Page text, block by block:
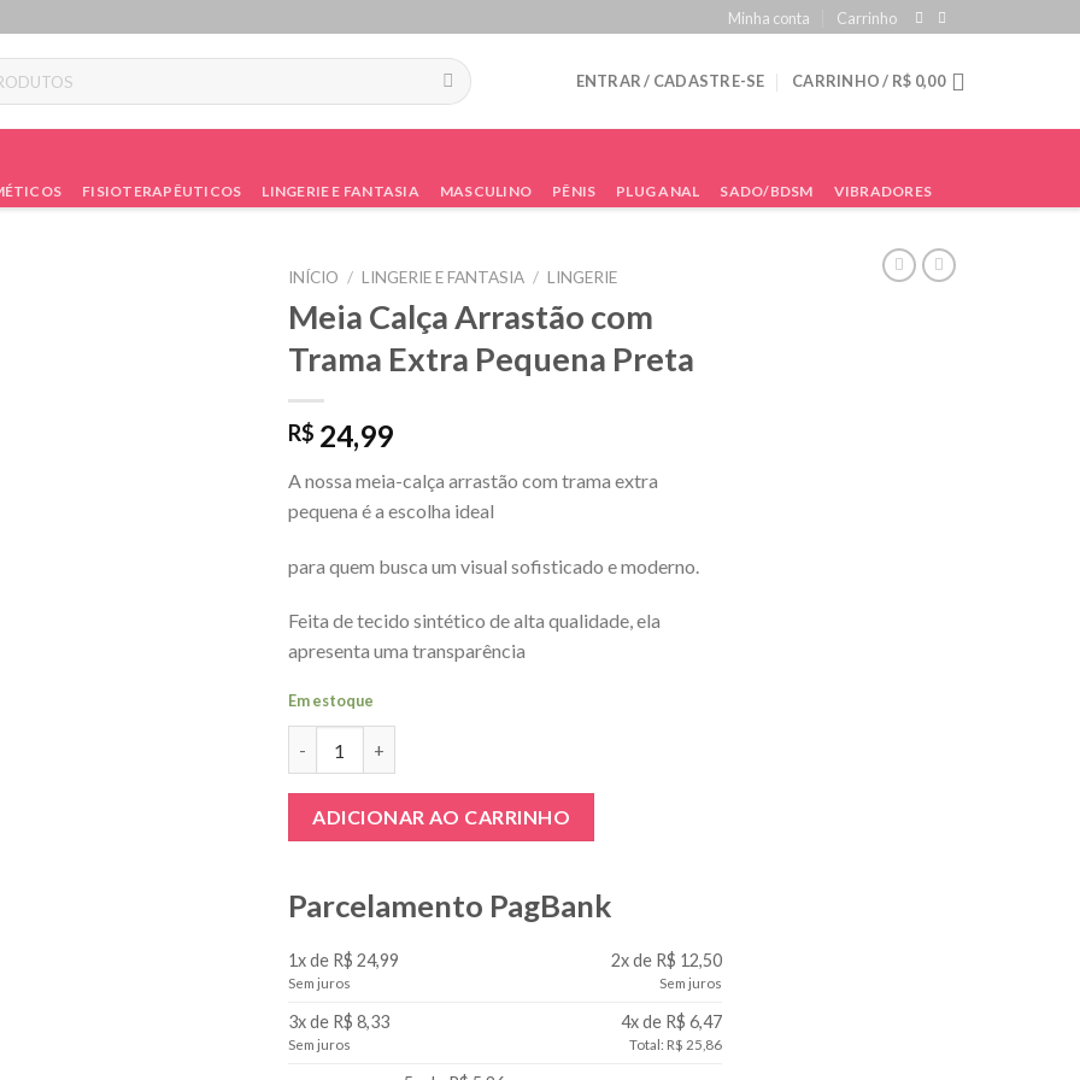
Minha conta Carrinho
ENTRAR / CADASTRE-SE CARRINHO / R$ 0,00
FISIOTERAPÊUTICOS LINGERIE E FANTASIA MASCULINO PÊNIS PLUG ANAL SADO/BDSM VIBRADORES
INÍCIO / LINGERIE E FANTASIA / LINGERIE
Meia Calça Arrastão com
Trama Extra Pequena Preta
R$ 24,99
A nossa meia-calça arrastão com trama extra
pequena é a escolha ideal
para quem busca um visual sofisticado e moderno.
Feita de tecido sintético de alta qualidade, ela
apresenta uma transparência
Em estoque
ADICIONAR AO CARRINHO
Parcelamento PagBank
1x de R$ 24,99
Sem juros
2x de R$ 12,50
Sem juros
3x de R$ 8,33
Sem juros
4x de R$ 6,47
Total: R$ 25,86